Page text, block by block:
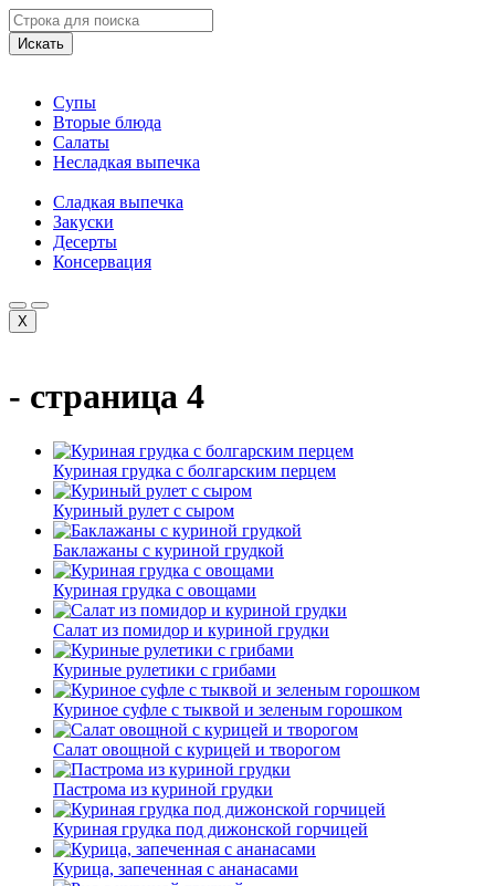
Искать
Супы
Вторые блюда
Салаты
Несладкая выпечка
Сладкая выпечка
Закуски
Десерты
Консервация
X
- страница 4
Куриная грудка с болгарским перцем
Куриный рулет с сыром
Баклажаны с куриной грудкой
Куриная грудка с овощами
Салат из помидор и куриной грудки
Куриные рулетики с грибами
Куриное суфле с тыквой и зеленым горошком
Салат овощной с курицей и творогом
Пастрома из куриной грудки
Куриная грудка под дижонской горчицей
Курица, запеченная с ананасами